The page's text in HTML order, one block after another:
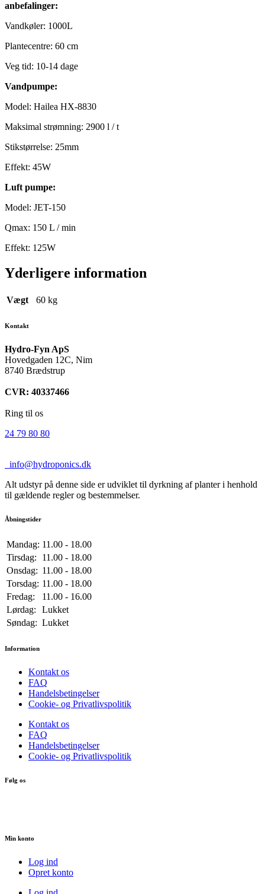
anbefalinger:
Vandkøler: 1000L
Plantecentre: 60 cm
Veg tid: 10-14 dage
Vandpumpe:
Model: Hailea HX-8830
Maksimal strømning: 2900 l / t
Stikstørrelse: 25mm
Effekt: 45W
Luft pumpe:
Model: JET-150
Qmax: 150 L / min
Effekt: 125W
Yderligere information
Vægt 60 kg
Kontakt
Hydro-Fyn ApS
Hovedgaden 12C, Nim
8740 Brædstrup
CVR: 40337466
Ring til os
24 79 80 80
info@hydroponics.dk
Alt udstyr på denne side er udviklet til dyrkning af planter i henhold
til gældende regler og bestemmelser.
Åbningstider
Mandag: 11.00 - 18.00
Tirsdag:
11.00 - 18.00
Onsdag: 11.00 - 18.00
Torsdag: 11.00 - 18.00
Fredag:
11.00 - 16.00
Lørdag:
Lukket
Søndag: Lukket
Information
Kontakt os
FAQ
Handelsbetingelser
Cookie- og Privatlivspolitik
Kontakt os
FAQ
Handelsbetingelser
Cookie- og Privatlivspolitik
Følg os
Min konto
Log ind
Opret konto